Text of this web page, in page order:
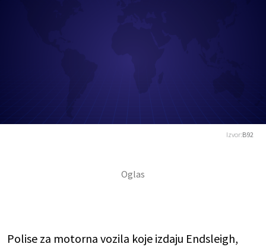
Izvor:B92
Polise za motorna vozila koje izdaju Endsleigh,